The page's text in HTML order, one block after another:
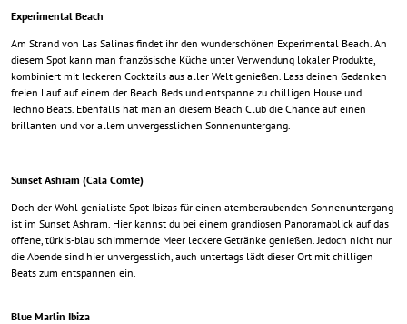
Experimental Beach
Am Strand von Las Salinas findet ihr den wunderschönen Experimental Beach. An
diesem Spot kann man französische Küche unter Verwendung lokaler Produkte,
kombiniert mit leckeren Cocktails aus aller Welt genießen. Lass deinen Gedanken
freien Lauf auf einem der Beach Beds und entspanne zu chilligen House und
Techno Beats. Ebenfalls hat man an diesem Beach Club die Chance auf einen
brillanten und vor allem unvergesslichen Sonnenuntergang.
Sunset Ashram (Cala Comte)
Doch der Wohl genialiste Spot Ibizas für einen atemberaubenden Sonnenuntergang
ist im Sunset Ashram. Hier kannst du bei einem grandiosen Panoramablick auf das
offene, türkis-blau schimmernde Meer leckere Getränke genießen. Jedoch nicht nur
die Abende sind hier unvergesslich, auch untertags lädt dieser Ort mit chilligen
Beats zum entspannen ein.
Blue Marlin Ibiza